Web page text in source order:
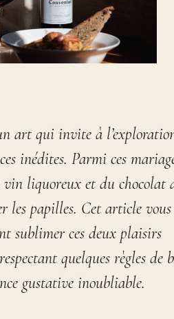
art qui invite à
inédites. Parmi ces
vin liquoreux et du chocolat
les papilles. Cet article vous
sublimer ces deux plaisirs
quelques règles de
gustative inoubliable.